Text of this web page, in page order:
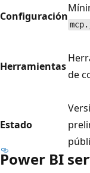
Configuración
Herramientas
de
Estado
Power BI